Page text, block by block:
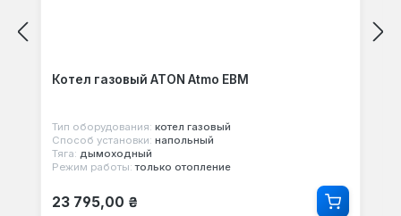
Котел газовый ATON Atmo ЕВМ
Тип оборудования: котел газовый
Способ установки: напольный
Тяга: дымоходный
Режим работы: только отопление
Обычная цена:
23 795,00 ₴